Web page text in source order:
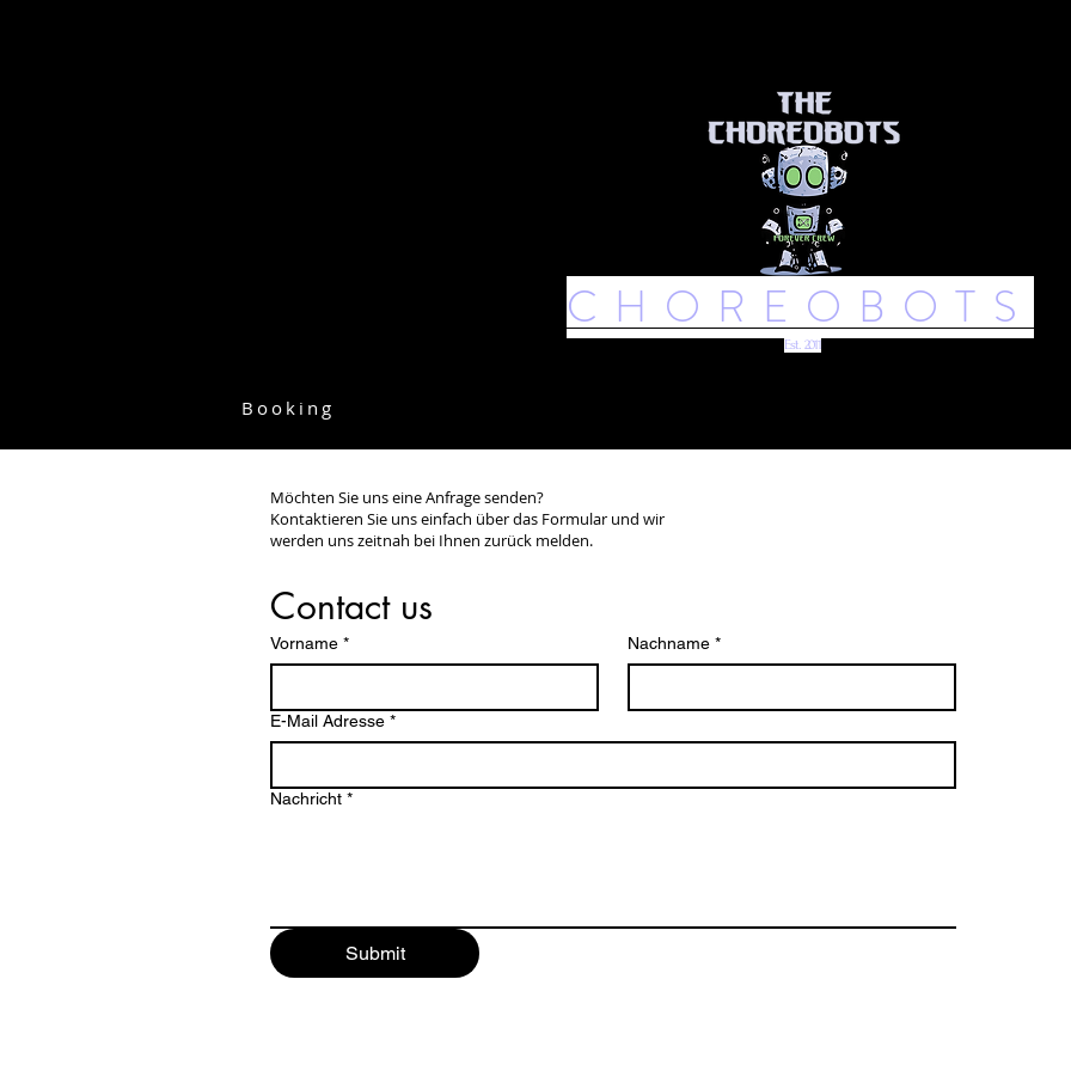
Est . 2011
CHOREOBOTS
Booking
Möchten Sie uns eine Anfrage senden?
Kontaktieren Sie uns einfach über das Formular und wir
werden uns zeitnah bei Ihnen zurück melden.
Contact us
Vorname * Nachname *
E-Mail Adresse *
Nachricht *
Submit